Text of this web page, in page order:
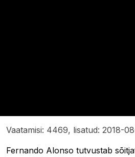
Vaatamisi: 4469, lisatud: 2018-
Fernando Alonso tutvustab